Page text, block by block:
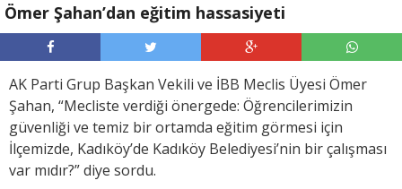
Ömer Şahan’dan eğitim hassasiyeti
AK Parti Grup Başkan Vekili ve İBB Meclis Üyesi Ömer
Şahan, “Mecliste verdiği önergede: Öğrencilerimizin
güvenliği ve temiz bir ortamda eğitim görmesi için
İlçemizde, Kadıköy’de Kadıköy Belediyesi’nin bir çalışması
var mıdır?” diye sordu.